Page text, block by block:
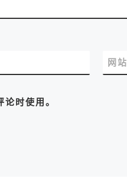
网
时使用。